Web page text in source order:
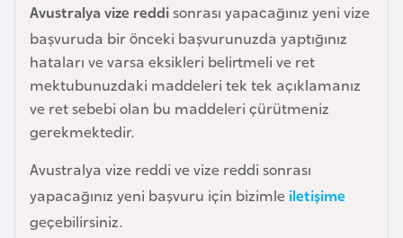
Avustralya vize reddisonrası yapacağınız yeni vize
başvuruda bir önceki başvurunuzda yaptığınız
hataları ve varsa eksikleri belirtmeli ve ret
mektubunuzdaki maddeleri tek tek açıklamanız
ve ret sebebi olan bu maddeleri çürütmeniz
gerekmektedir.
Avustralya vize reddi ve vize reddi sonrası
yapacağınız yeni başvuru için bizimle iletişime
geçebilirsiniz.
e
n
i
n
B
o
s
n